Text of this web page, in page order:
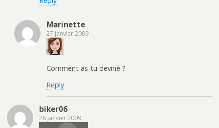
Marinette
27 janvier 2009
Comment as-tu deviné ?
Reply
biker06
26 janvier 2009